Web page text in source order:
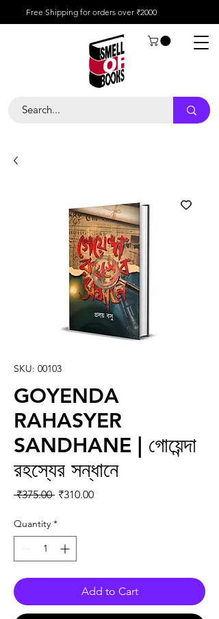
Free Shipping for orders over ₹2000
SKU: 00103
GOYENDA
RAHASYER
SANDHANE | গোয়েন্দা
রহস্যের সন্ধানে
₹375.00 Regular Price
₹310.00Sale Price
Quantity *
Add to Cart